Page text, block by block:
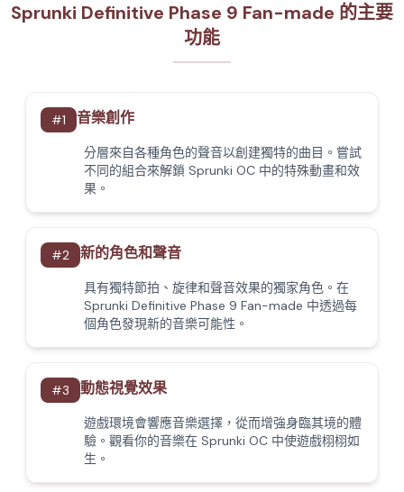
Sprunki Definitive Phase 9 Fan-made 的主要
功能
#1 音樂創作
分層來自各種角色的聲音以創建獨特的曲目。嘗試
不同的組合來解鎖 Sprunki OC 中的特殊動畫和效
果。
#2 新的角色和聲音
具有獨特節拍、旋律和聲音效果的獨家角色。在
Sprunki Definitive Phase 9 Fan-made 中透過每
個角色發現新的音樂可能性。
#3 動態視覺效果
遊戲環境會響應音樂選擇，從而增強身臨其境的體
驗。觀看你的音樂在 Sprunki OC 中使遊戲栩栩如
生。